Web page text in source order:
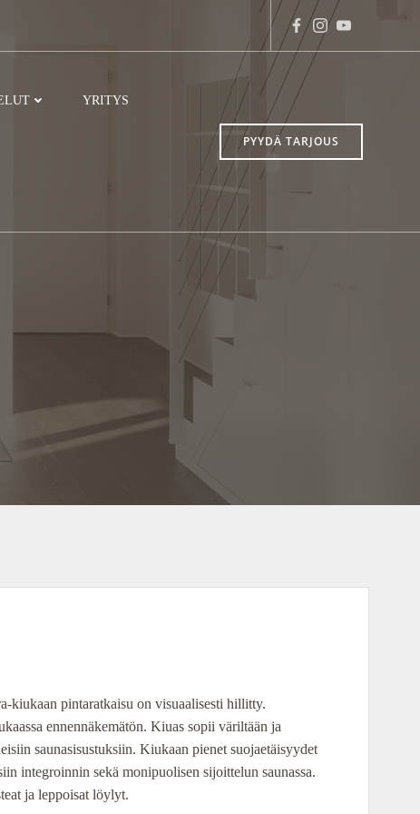
YRITYS
PYYDÄ TARJOUS
kiukaan pintaratkaisu on visuaalisesti hillitty.
ennennäkemätön. Kiuas sopii väriltään ja
saunasisustuksiin. Kiukaan pienet suojaetäisyydet
integroinnin sekä monipuolisen sijoittelun saunassa.
ja leppoisat löylyt.